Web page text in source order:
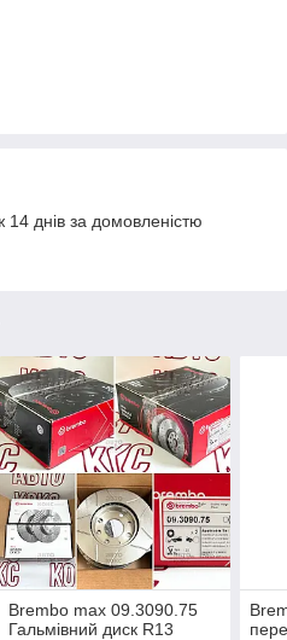
днів за домовленістю
Brembo max 09.3090.75
Гальмівний диск R13